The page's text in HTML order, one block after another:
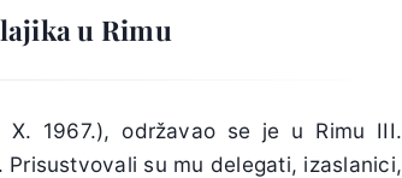
u Rimu
1967.), održavao se je u Rimu III.
su mu delegati, izaslanici,